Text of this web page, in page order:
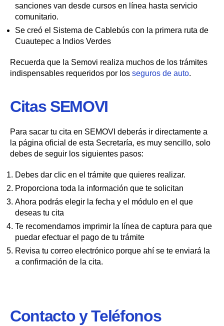
sanciones van desde cursos en línea hasta servicio
comunitario.
Se creó el Sistema de Cablebús con la primera ruta de
Cuautepec a Indios Verdes
Recuerda que la Semovi realiza muchos de los trámites
indispensables requeridos por los seguros de auto.
Citas SEMOVI
Para sacar tu cita en SEMOVI deberás ir directamente a
la página oficial de esta Secretaría, es muy sencillo, solo
debes de seguir los siguientes pasos:
Debes dar clic en el trámite que quieres realizar.
Proporciona toda la información que te solicitan
Ahora podrás elegir la fecha y el módulo en el que
deseas tu cita
Te recomendamos imprimir la línea de captura para que
puedar efectuar el pago de tu trámite
Revisa tu correo electrónico porque ahí se te enviará la
a confirmación de la cita.
Contacto y Teléfonos